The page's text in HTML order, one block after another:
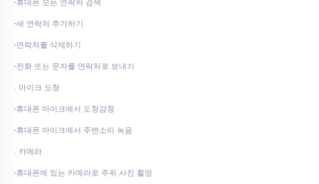
-휴대폰 모든 연락처 검색
-새 연락처 추가하기
-연락처를 삭제하기
-전화 또는 문자를 연락처로 보내기
. 마이크 도청
-휴대폰 마이크에서 도청감청
-휴대폰 마이크에서 주변소리 녹음
. 카메라
-휴대폰에 있는 카메라로 주위 사진 촬영